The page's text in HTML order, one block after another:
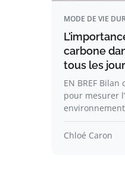
MODE DE VIE
carbone
tous les
EN BREF
pour mesurer
Chloé Caron